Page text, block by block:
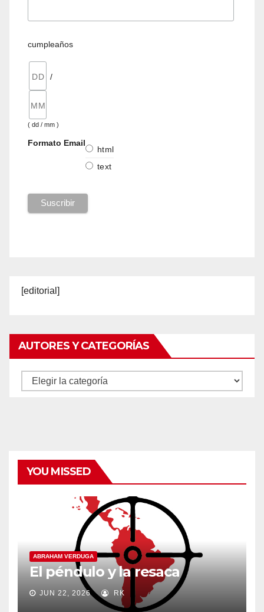
cumpleaños
/
( dd / mm )
Formato Email
html
text
[editorial]
AUTORES Y CATEGORÍAS
Autores
YOU MISSED
ABRAHAM VERDUGA
El péndulo y la resaca
JUN 22, 2026 RK